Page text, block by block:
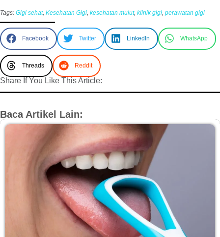
Tags: Gigi sehat, Kesehatan Gigi kesehatan mulut, klinik gigi perawatan gigi
Facebook Twitter LinkedIn WhatsApp
Threads Reddit
Share If You Like This Article:
Baca Artikel Lain: